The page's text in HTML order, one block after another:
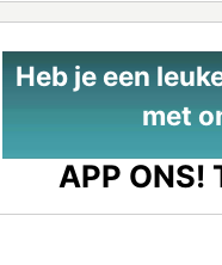
Heb je een
met
APP ONS!